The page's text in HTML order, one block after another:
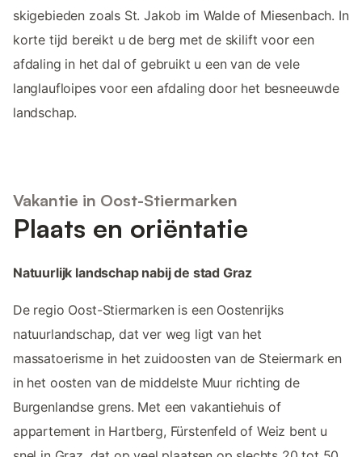
skigebieden zoals St. Jakob im Walde of Miesenbach. In
korte tijd bereikt u de berg met de skilift voor een
afdaling in het dal of gebruikt u een van de vele
langlaufloipes voor een afdaling door het besneeuwde
landschap.
Vakantie in Oost-Stiermarken
Plaats en oriëntatie
Natuurlijk landschap nabij de stad Graz
De regio Oost-Stiermarken is een Oostenrijks
natuurlandschap, dat ver weg ligt van het
massatoerisme in het zuidoosten van de Steiermark en
in het oosten van de middelste Muur richting de
Burgenlandse grens. Met een vakantiehuis of
appartement in Hartberg, Fürstenfeld of Weiz bent u